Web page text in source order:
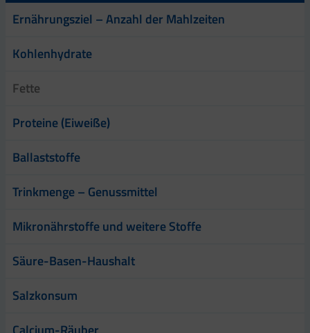
Ernährungsziel – Anzahl der Mahlzeiten
Kohlenhydrate
Fette
Proteine (Eiweiße)
Ballaststoffe
Trinkmenge – Genussmittel
Mikronährstoffe und weitere Stoffe
Säure-Basen-Haushalt
Salzkonsum